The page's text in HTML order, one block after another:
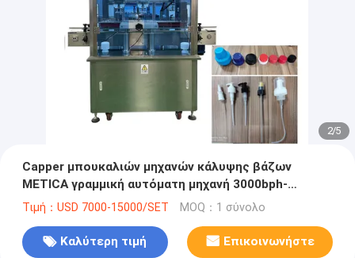
2/5
Capper μπουκαλιών μηχανών κάλυψης βάζων
METICA γραμμική αυτόματη μηχανή 3000bph-
6000bph
Τιμή：USD 7000-15000/SET MOQ：1 σύνολο
Καλύτερη τιμή Επικοινωνήστε